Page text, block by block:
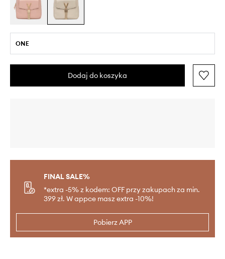
ONE
Dodaj do koszyka
FINAL SALE%
*extra -5% z kodem: OFF przy zakupach za min.
399 zł. W appce masz extra -10%!
Pobierz APP